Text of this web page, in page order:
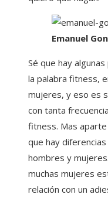
Emanuel
Sé que hay
la palabra fitness,
mujeres, y eso es
con tanta
fitness. Mas
que hay
hombres y
muchas mujeres
relación con un